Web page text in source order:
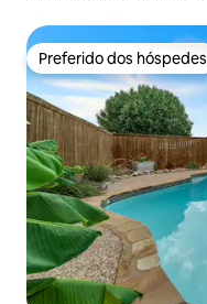
Preferido dos hóspedes
Preferido dos hóspedes